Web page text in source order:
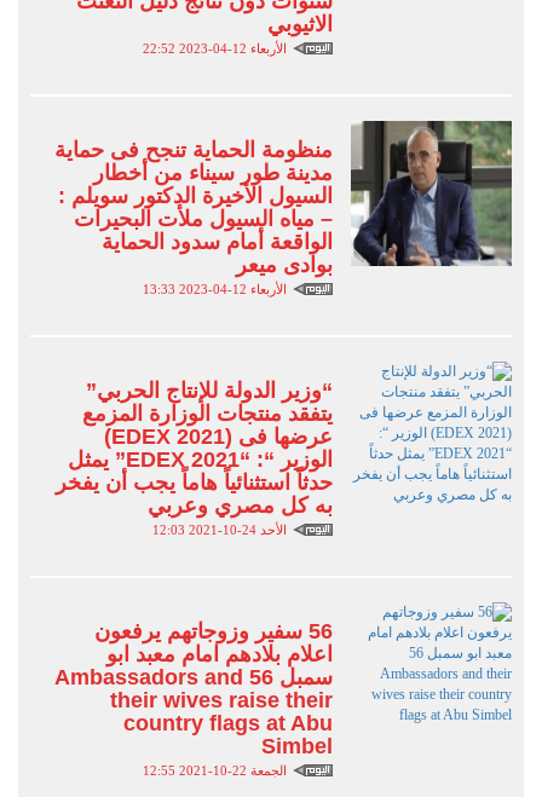
الاثيوبي
الأربعاء 12-04-2023 22:52
منظومة الحماية تنجح فى حماية
مدينة طور سيناء من أخطار
السيول الأخيرة الدكتور سويلم :
– مياه السيول ملأت البحيرات
الواقعة أمام سدود الحماية
بوادى ميعر
الأربعاء 12-04-2023 13:33
“وزير الدولة للإنتاج الحربي”
يتفقد منتجات الوزارة المزمع
عرضها فى (EDEX 2021)
الوزير “: “EDEX 2021” يمثل
حدثاً استثنائياً هاماً يجب أن يفخر
به كل مصري وعربي
الأحد 24-10-2021 12:03
56 سفير وزوجاتهم يرفعون
اعلام بلادهم امام معبد ابو
سمبل 56 Ambassadors and
their wives raise their
country flags at Abu
Simbel
الجمعة 22-10-2021 12:55